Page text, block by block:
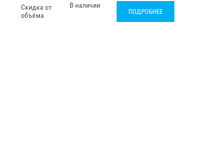
Скидка от
объёма
В наличии
ПОДРОБНЕЕ